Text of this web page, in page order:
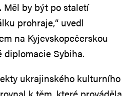
Měl by být po staletí
prohraje,“ uvedl
na Kyjevskopečerskou
diplomacie Sybiha.
ukrajinského kulturního